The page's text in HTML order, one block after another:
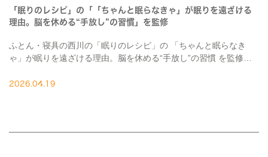
「眠りのレシピ」の「「ちゃんと眠らなきゃ」が眠りを遠ざける
理由。脳を休める“手放し”の習慣」を監修
ふとん・寝具の西川の「眠りのレシピ」の 「ちゃんと眠らなき
ゃ」が眠りを遠ざける理由。脳を休める“手放し”の習慣 を監修し
るため、「眠らなきゃ」と焦ったり、その […]
2026.04.19